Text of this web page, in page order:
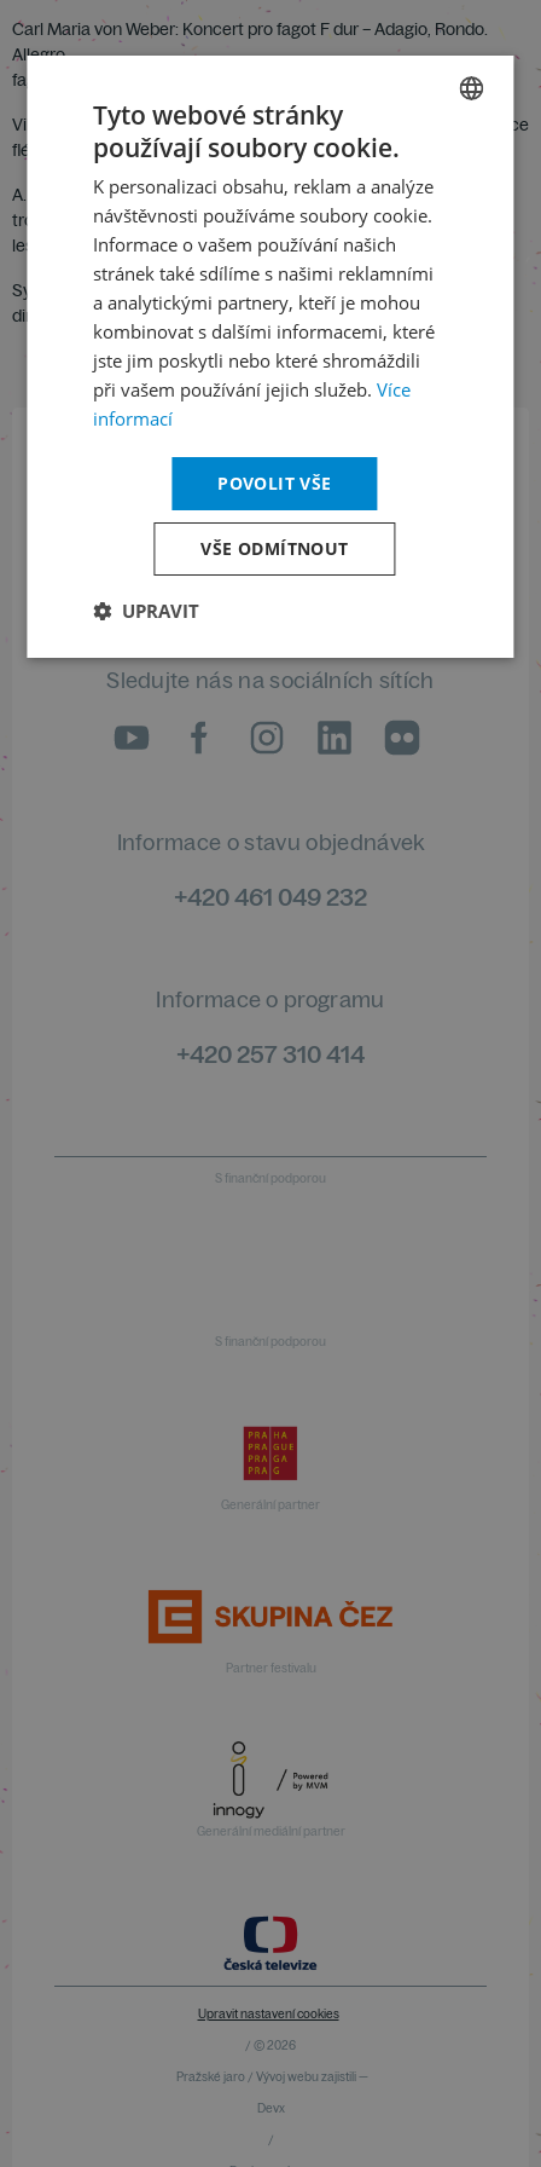
Carl Maria von Weber: Koncert pro fagot F dur – Adagio, Rondo.
Allegro
fagot: Lev Pečerskij /SSSR/
Vilém Blodek: Koncert pro flétnu D dur – Adagio, Allegro molto vivace
flétna: Lev Perepiolkin /SSSR/
A. Gedike: Koncert pro lesní roh – Allegro maestoso, Adagio non
troppo, Allegro
lesní roh: Štěpan Višněvskij /SSSR/
Symfonický orchestr hlavního města Prahy
dir. Dr Václav Smetáček
Přihlaste se k našemu newsletteru
Sledujte nás na sociálních sítích
LinkedIn
flickr
Informace o stavu objednávek
+420 461 049 232
Informace o programu
+420 257 310 414
S finanční podporou
S finanční podporou
Generální partner
Partner festivalu
Generální mediální partner
Upravit nastavení cookies
/ © 2026
Pražské jaro / Vývoj webu zajistili —
Devx
/
ENGLISH
Tyto webové stránky
používají soubory cookie.
K personalizaci obsahu, reklam a analýze
návštěvnosti používáme soubory cookie.
Informace o vašem používání našich
stránek také sdílíme s našimi reklamními
a analytickými partnery, kteří je mohou
kombinovat s dalšími informacemi, které
jste jim poskytli nebo které shromáždili
při vašem používání jejich služeb. Více
informací
POVOLIT VŠE
VŠE ODMÍTNOUT
UPRAVIT